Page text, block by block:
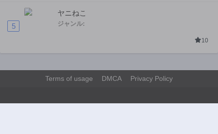
5
ヤニねこ
ジャンル:
10
Terms of usage DMCA Privacy Policy